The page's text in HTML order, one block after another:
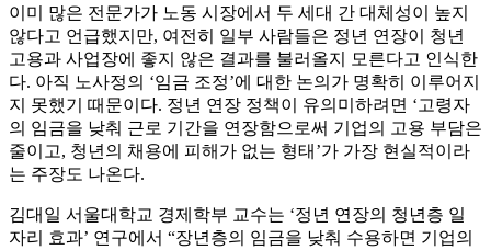
이미 많은 전문가가 노동 시장에서 두 세대 간 대체성이 높지
않다고 언급했지만, 여전히 일부 사람들은 정년 연장이 청년
고용과 사업장에 좋지 않은 결과를 불러올지 모른다고 인식한
다. 아직 노사정의 ‘임금 조정’에 대한 논의가 명확히 이루어지
지 못했기 때문이다. 정년 연장 정책이 유의미하려면 ‘고령자
의 임금을 낮춰 근로 기간을 연장함으로써 기업의 고용 부담은
줄이고, 청년의 채용에 피해가 없는 형태’가 가장 현실적이라
는 주장도 나온다.
김대일 서울대학교 경제학부 교수는 ‘정년 연장의 청년층 일
자리 효과’ 연구에서 “장년층의 임금을 낮춰 수용하면 기업의